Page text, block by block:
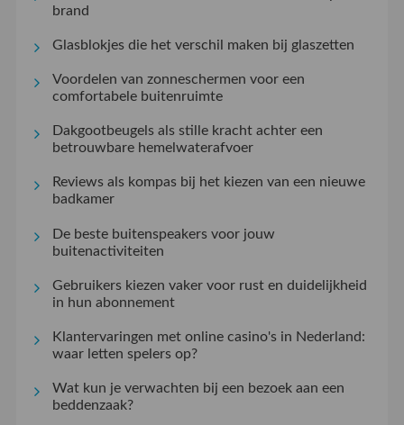
brand
Glasblokjes die het verschil maken bij glaszetten
Voordelen van zonneschermen voor een
comfortabele buitenruimte
Dakgootbeugels als stille kracht achter een
betrouwbare hemelwaterafvoer
Reviews als kompas bij het kiezen van een nieuwe
badkamer
De beste buitenspeakers voor jouw
buitenactiviteiten
Gebruikers kiezen vaker voor rust en duidelijkheid
in hun abonnement
Klantervaringen met online casino's in Nederland:
waar letten spelers op?
Wat kun je verwachten bij een bezoek aan een
beddenzaak?